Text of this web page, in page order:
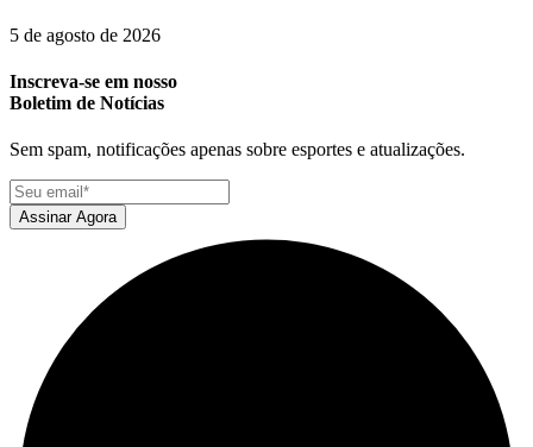
5 de agosto de 2026
Inscreva-se em nosso
Boletim de Notícias
Sem spam, notificações apenas sobre esportes e atualizações.
Assinar Agora